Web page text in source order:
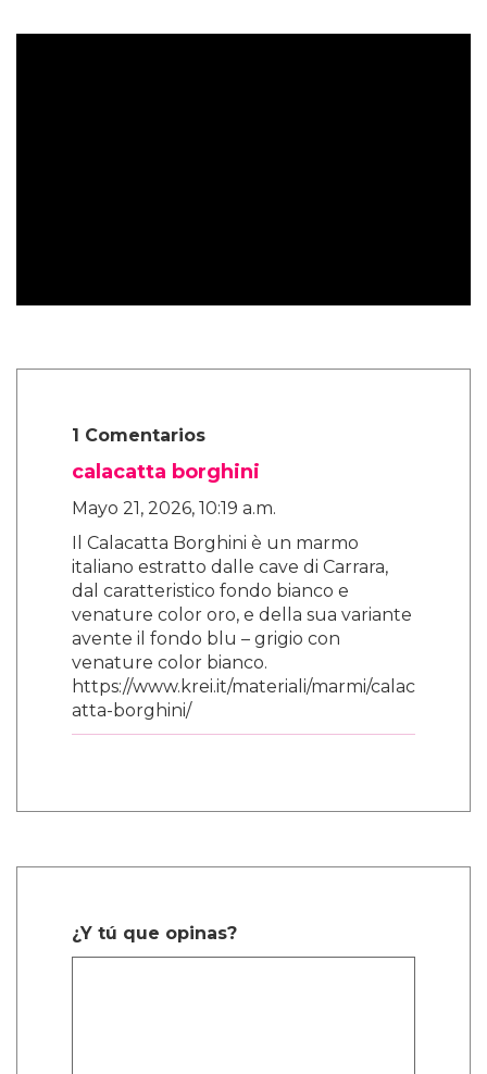
1 Comentarios
calacatta borghini
Mayo 21, 2026, 10:19 a.m.
Il Calacatta Borghini è un marmo
italiano estratto dalle cave di Carrara,
dal caratteristico fondo bianco e
venature color oro, e della sua variante
avente il fondo blu – grigio con
venature color bianco.
https://www.krei.it/materiali/marmi/calac
atta-borghini/
¿Y tú que opinas?